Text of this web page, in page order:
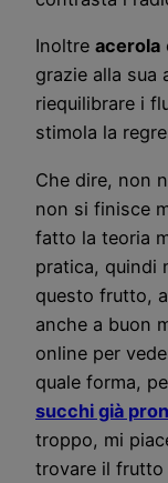
Inoltre acerola
grazie alla sua
riequilibrare i
stimola la
Che dire, non
non si finisce
fatto la teoria
pratica, quindi
questo frutto,
anche a buon
online per
quale forma,
succhi già
troppo, mi
trovare il